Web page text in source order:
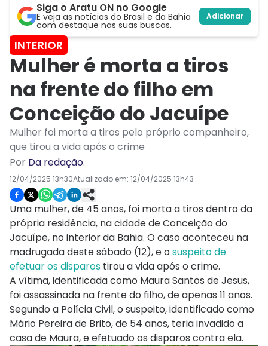
Siga o Aratu ON no Google
E veja as notícias do Brasil e da Bahia
com destaque nas suas buscas.
Adicionar
INTERIOR
Mulher é morta a tiros
na frente do filho em
Conceição do Jacuípe
Mulher foi morta a tiros pelo próprio companheiro,
que tirou a vida após o crime
Por Da redação.
12/04/2025 13h30Atualizado em: 12/04/2025 13h43
Uma mulher, de 45 anos, foi morta a tiros dentro da
própria residência, na cidade de Conceição do
Jacuípe, no interior da Bahia. O caso aconteceu na
madrugada deste sábado (12), e o suspeito de
efetuar os disparos tirou a vida após o crime.
A vítima, identificada como Maura Santos de Jesus,
foi assassinada na frente do filho, de apenas 11 anos.
Segundo a Polícia Civil, o suspeito, identificado como
Mário Pereira de Brito, de 54 anos, teria invadido a
casa de Maura, e efetuado os disparos contra ela.